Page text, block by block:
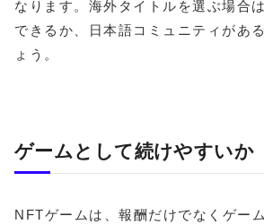
なります。海外タイトルを選ぶ場合
できるか、日本語コミュニティがあ
ょう。
ゲームとして続けやすいか
NFTゲームは、報酬だけでなくゲー